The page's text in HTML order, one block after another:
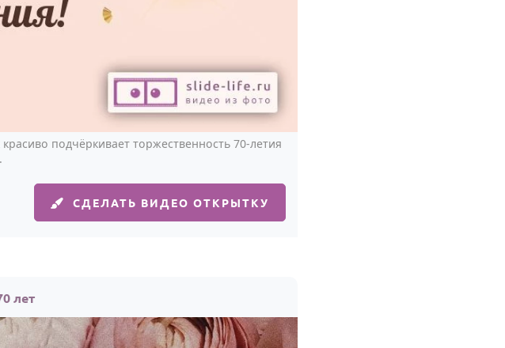
подчёркивает торжественность 70-летия
СДЕЛАТЬ ВИДЕО ОТКРЫТКУ
лет